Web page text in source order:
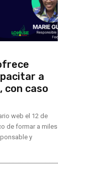
a
con caso
web el 12 de
de formar a miles
y